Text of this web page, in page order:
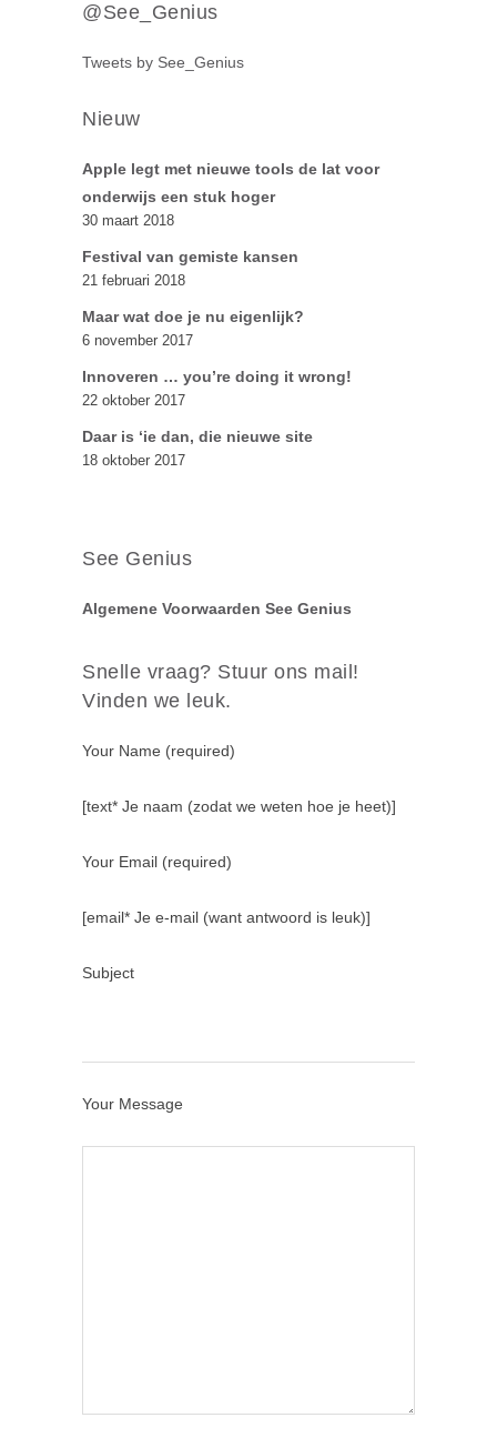
@See_Genius
Tweets by See_Genius
Nieuw
Apple legt met nieuwe tools de lat voor
onderwijs een stuk hoger
30 maart 2018
Festival van gemiste kansen
21 februari 2018
Maar wat doe je nu eigenlijk?
6 november 2017
Innoveren … you’re doing it wrong!
22 oktober 2017
Daar is ‘ie dan, die nieuwe site
18 oktober 2017
See Genius
Algemene Voorwaarden See Genius
Snelle vraag? Stuur ons mail!
Vinden we leuk.
Your Name (required)
[text* Je naam (zodat we weten hoe je heet)]
Your Email (required)
[email* Je e-mail (want antwoord is leuk)]
Subject
Your Message